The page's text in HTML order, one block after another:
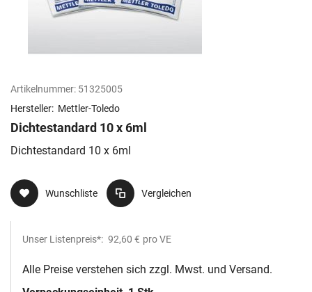
Artikelnummer: 51325005
Hersteller: Mettler-Toledo
Dichtestandard 10 x 6ml
Dichtestandard 10 x 6ml
Wunschliste Vergleichen
Unser Listenpreis*: 92,60 € pro VE
Alle Preise verstehen sich zzgl. Mwst. und Versand.